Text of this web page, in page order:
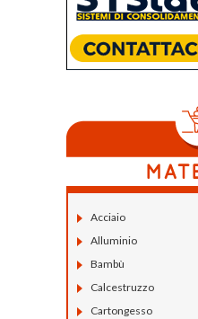
Acciaio
Alluminio
Bambù
Calcestruzzo
Cartongesso